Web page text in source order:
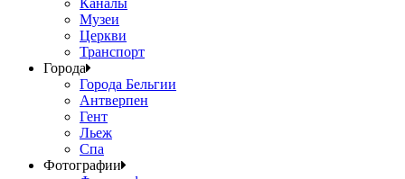
Каналы
Музеи
Церкви
Транспорт
Города
Города Бельгии
Антверпен
Гент
Льеж
Спа
Фотографии